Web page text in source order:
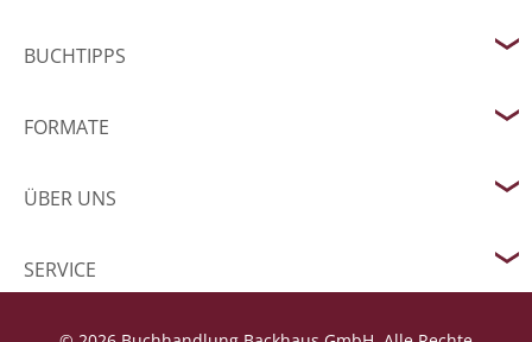
BUCHTIPPS
FORMATE
ÜBER UNS
SERVICE